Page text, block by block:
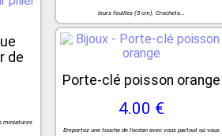
de
miniatures
leurs feuilles (5 cm). Crochets...
Porte-clé poisson orange
4.00 €
Emportez une touche de l'océan avec vous partout où vous